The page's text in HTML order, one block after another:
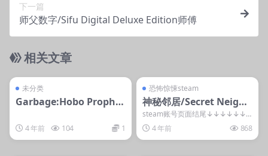
下一篇
师父数字/Sifu Digital Deluxe Edition师傅
相关文章
未分类
Garbage:Hobo Prophec
4 年前 104 1
恐怖惊悚steam
神秘邻居/Secret Neighb
or: Hello Neighbor Mul
tiplayer
steam账号页面结尾↓↓↓↓↓↓
游戏介绍 《神密邻居》是一款充满
悬疑的多人恐...
4 年前 868